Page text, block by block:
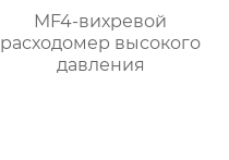
MF4-вихревой
расходомер высокого
давления